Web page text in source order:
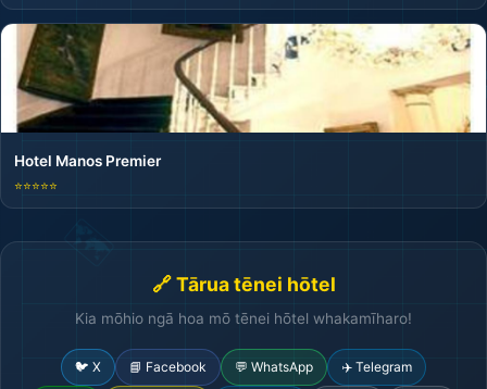
Hotel Manos Premier
⭐⭐⭐⭐⭐
🔗 Tārua tēnei hōtel
Kia mōhio ngā hoa mō tēnei hōtel whakamīharo!
🐦 X 📘 Facebook 💬 WhatsApp ✈️ Telegram